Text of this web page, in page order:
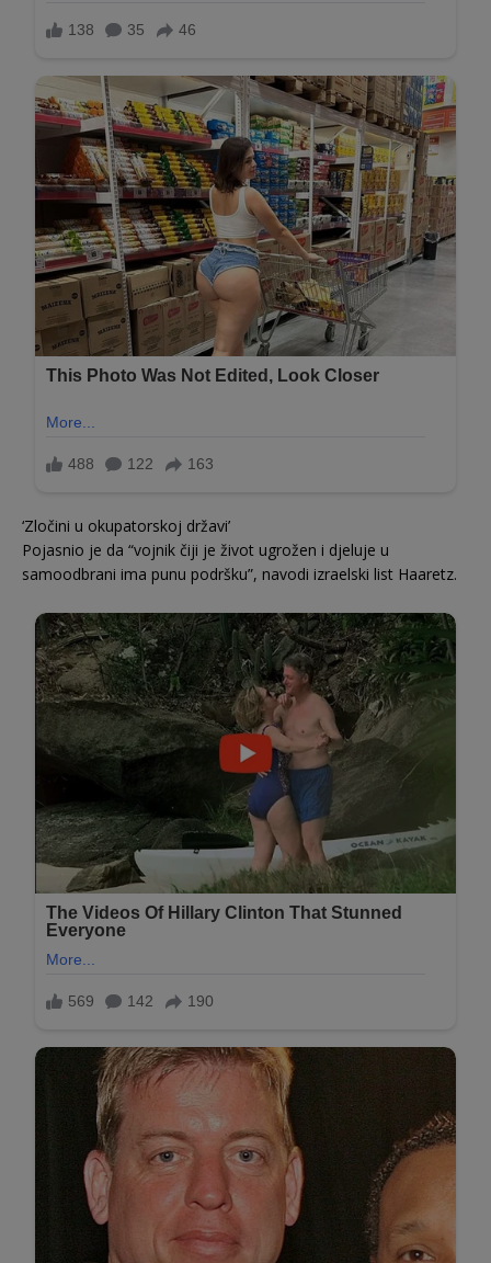
‘Zločini u okupatorskoj državi’
Pojasnio je da “vojnik čiji je život ugrožen i djeluje u
samoodbrani ima punu podršku”, navodi izraelski list Haaretz.